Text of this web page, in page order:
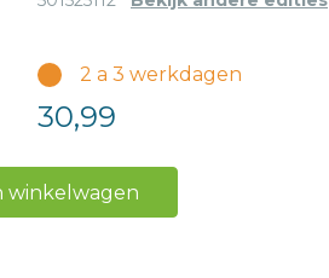
2 a 3 werkdagen
30,99
winkelwagen